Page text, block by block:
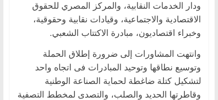
ودار الخدمات النقابية، والمركز المصري للحقوق
الاقتصادية والاجتماعية، وقيادات نقابية وحقوقية،
وخبراء اقتصاديون، مبادرة الاكتتاب الشعبي.
وانتهت المشاورات إلى ضرورة إطلاق الحملة
وتوسيع نطاقها وتوحيد المبادرات فى اتجاه واحد
لتشكيل كتلة ضاغطة لحماية الصناعة الوطنية
وقاطرتها الحديد والصلب، والتصدى لمخطط التصفية